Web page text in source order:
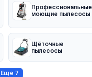
Профессиональные
моющие пылесосы
Щёточные
пылесосы
Еще 7